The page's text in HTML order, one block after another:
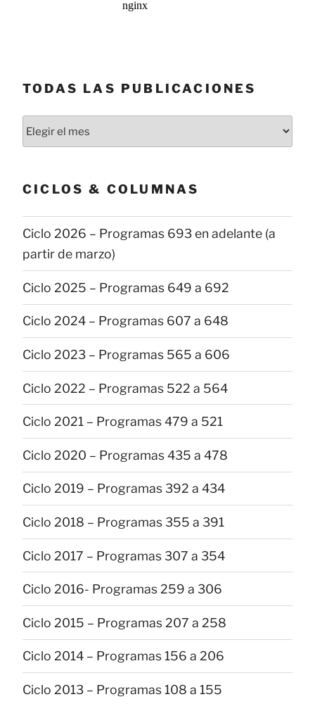
TODAS LAS PUBLICACIONES
Todas
las
CICLOS & COLUMNAS
Ciclo 2026 – Programas 693 en adelante (a
partir de marzo)
Ciclo 2025 – Programas 649 a 692
Ciclo 2024 – Programas 607 a 648
Ciclo 2023 – Programas 565 a 606
Ciclo 2022 – Programas 522 a 564
Ciclo 2021 – Programas 479 a 521
Ciclo 2020 – Programas 435 a 478
Ciclo 2019 – Programas 392 a 434
Ciclo 2018 – Programas 355 a 391
Ciclo 2017 – Programas 307 a 354
Ciclo 2016- Programas 259 a 306
Ciclo 2015 – Programas 207 a 258
Ciclo 2014 – Programas 156 a 206
Ciclo 2013 – Programas 108 a 155